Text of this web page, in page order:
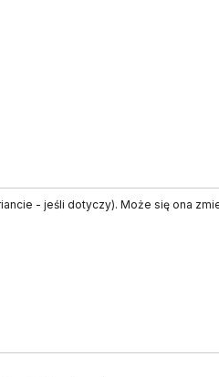
- jeśli dotyczy). Może się ona